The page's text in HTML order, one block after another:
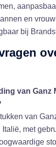
en
bij
van Ganz
van
met